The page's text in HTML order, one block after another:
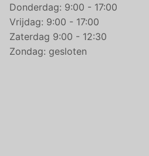
Donderdag: 9:00 - 17:00
Vrijdag: 9:00 - 17:00
Zaterdag 9:00 - 12:30
Zondag: gesloten